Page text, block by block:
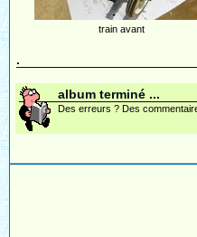
train avant
.
album terminé ...
Des erreurs ? Des